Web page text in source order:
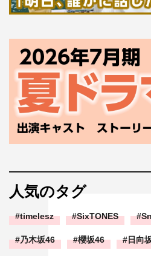
人気のタグ
timelesz SixTONES
乃木坂46 櫻坂46 日向